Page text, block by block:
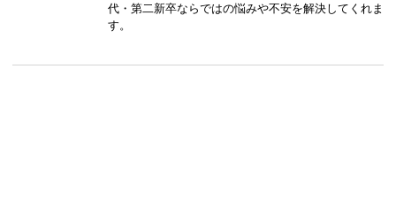
代・第二新卒ならではの悩みや不安を解決してくれま
す。